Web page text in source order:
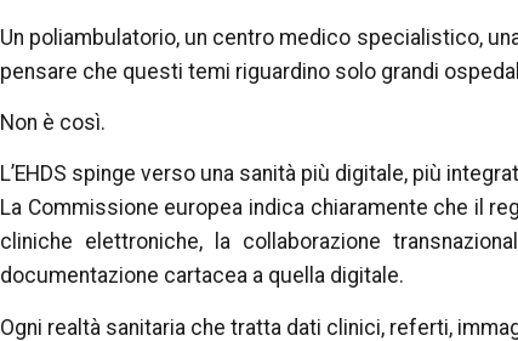
Un poliambulatorio, un centro medico specialistico,
pensare che questi temi riguardino solo grandi
Non è così.
L’EHDS spinge verso una sanità più digitale, più
La Commissione europea indica chiaramente che il
cliniche elettroniche, la collaborazione
documentazione cartacea a quella digitale.
Ogni realtà sanitaria che tratta dati clinici, referti,